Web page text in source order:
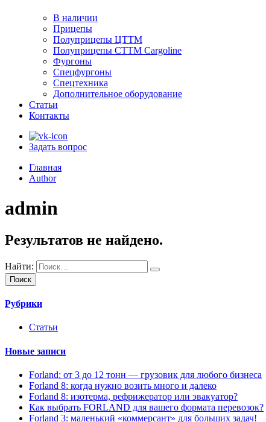
В наличии
Прицепы
Полуприцепы ЦТТМ
Полуприцепы CTTM Cargoline
Фургоны
Спецфургоны
Спецтехника
Дополнительное оборудование
Статьи
Контакты
Задать вопрос
Главная
Author
admin
Результатов не найдено.
Найти:
Рубрики
Статьи
Новые записи
Forland: от 3 до 12 тонн — грузовик для любого бизнеса
Forland 8: когда нужно возить много и далеко
Forland 8: изотерма, рефрижератор или эвакуатор?
Как выбрать FORLAND для вашего формата перевозок?
Forland 3: маленький «коммерсант» для больших задач!